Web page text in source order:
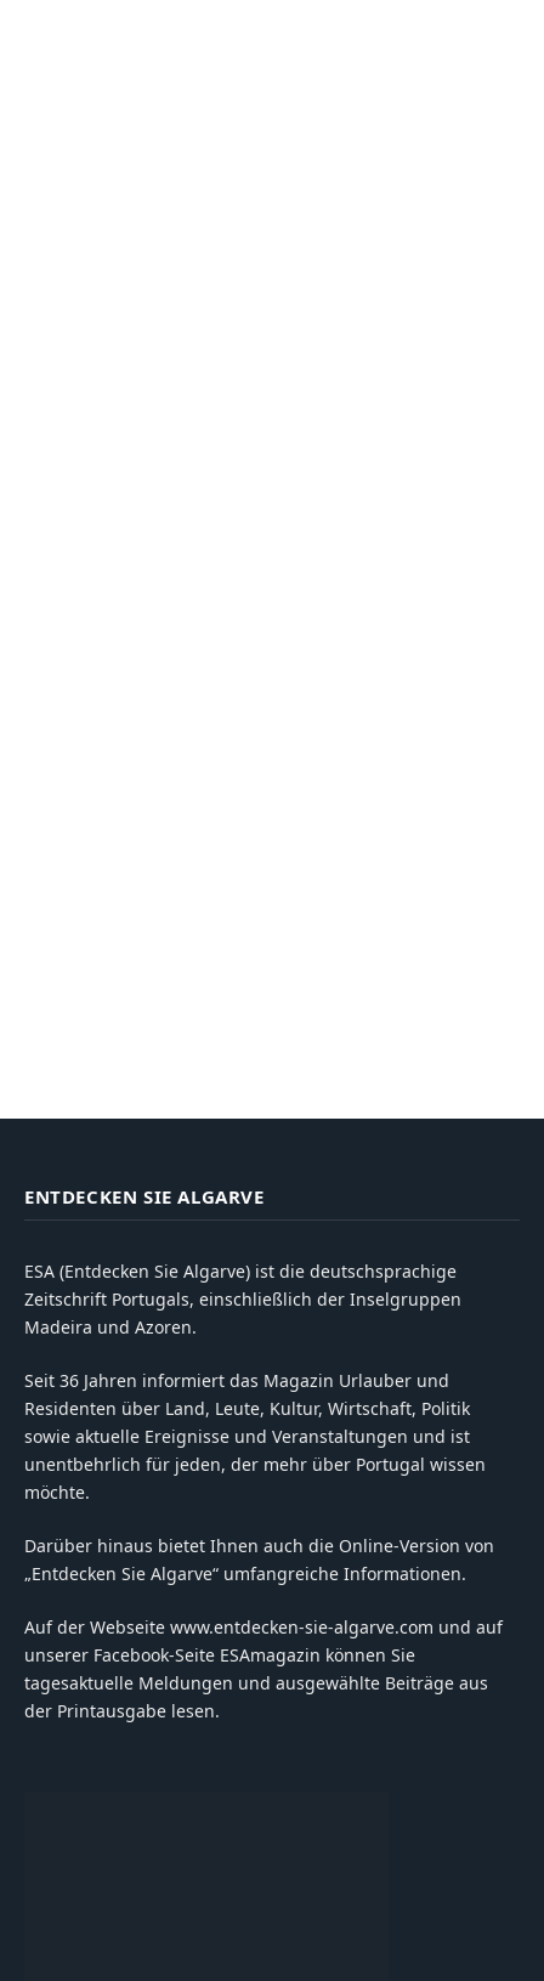
ENTDECKEN SIE ALGARVE
ESA (Entdecken Sie Algarve) ist die deutschsprachige
Zeitschrift Portugals, einschließlich der Inselgruppen
Madeira und Azoren.
Seit 36 Jahren informiert das Magazin Urlauber und
Residenten über Land, Leute, Kultur, Wirtschaft, Politik
sowie aktuelle Ereignisse und Veranstaltungen und ist
unentbehrlich für jeden, der mehr über Portugal wissen
möchte.
Darüber hinaus bietet Ihnen auch die Online-Version von
„Entdecken Sie Algarve“ umfangreiche Informationen.
Auf der Webseite www.entdecken-sie-algarve.com und auf
unserer Facebook-Seite ESAmagazin können Sie
tagesaktuelle Meldungen und ausgewählte Beiträge aus
der Printausgabe lesen.